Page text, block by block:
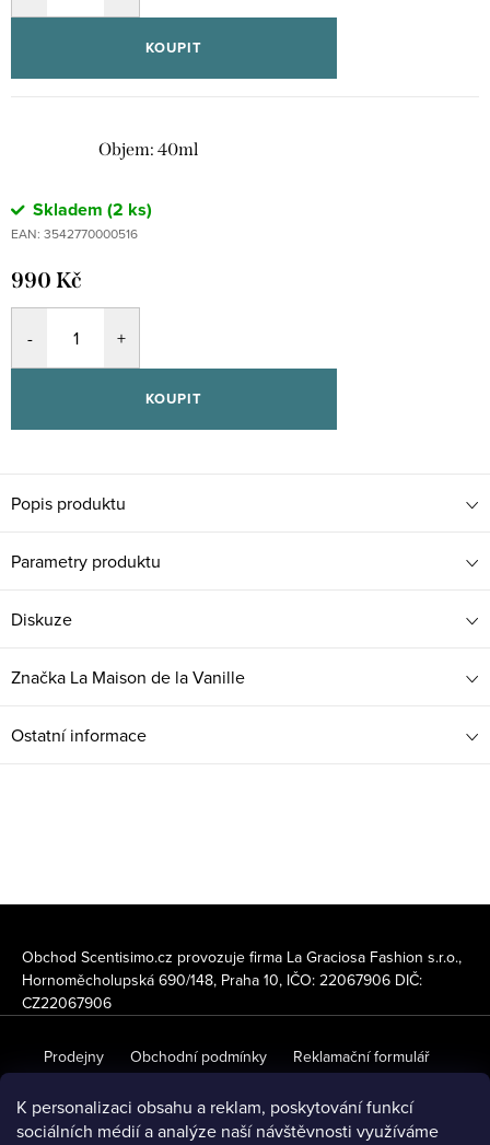
K personalizaci obsahu a reklam, poskytování funkcí
sociálních médií a analýze naší návštěvnosti využíváme
KOUPIT
Objem: 40ml
Skladem (2 ks)
EAN: 3542770000516
990 Kč
KOUPIT
Popis produktu
Parametry produktu
Diskuze
Značka La Maison de la Vanille
Ostatní informace
t
Obchod Scentisimo.cz provozuje firma La Graciosa Fashion s.r.o.,
Hornoměcholupská 690/148, Praha 10, IČO: 22067906 DIČ:
CZ22067906
Prodejny Obchodní podmínky Reklamační formulář
Odstoupení od smlouvy Ochranna osobních údajů